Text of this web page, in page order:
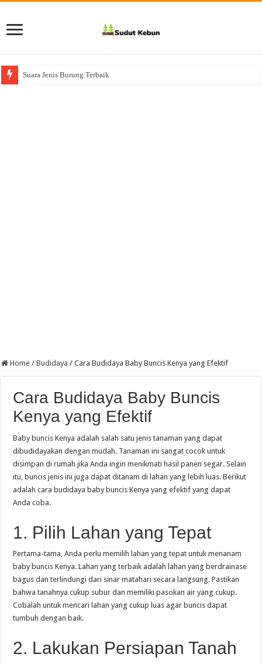
Suara Jenis Burung Terbaik
Home / Budidaya / Cara Budidaya Baby Buncis Kenya yang Efektif
Cara Budidaya Baby Buncis
Kenya yang Efektif
Baby buncis Kenya adalah salah satu jenis tanaman yang dapat
dibudidayakan dengan mudah. Tanaman ini sangat cocok untuk
disimpan di rumah jika Anda ingin menikmati hasil panen segar. Selain
itu, buncis jenis ini juga dapat ditanam di lahan yang lebih luas. Berikut
adalah cara budidaya baby buncis Kenya yang efektif yang dapat
Anda coba.
1. Pilih Lahan yang Tepat
Pertama-tama, Anda perlu memilih lahan yang tepat untuk menanam
baby buncis Kenya. Lahan yang terbaik adalah lahan yang berdrainase
bagus dan terlindungi dari sinar matahari secara langsung. Pastikan
bahwa tanahnya cukup subur dan memiliki pasokan air yang cukup.
Cobalah untuk mencari lahan yang cukup luas agar buncis dapat
tumbuh dengan baik.
2. Lakukan Persiapan Tanah